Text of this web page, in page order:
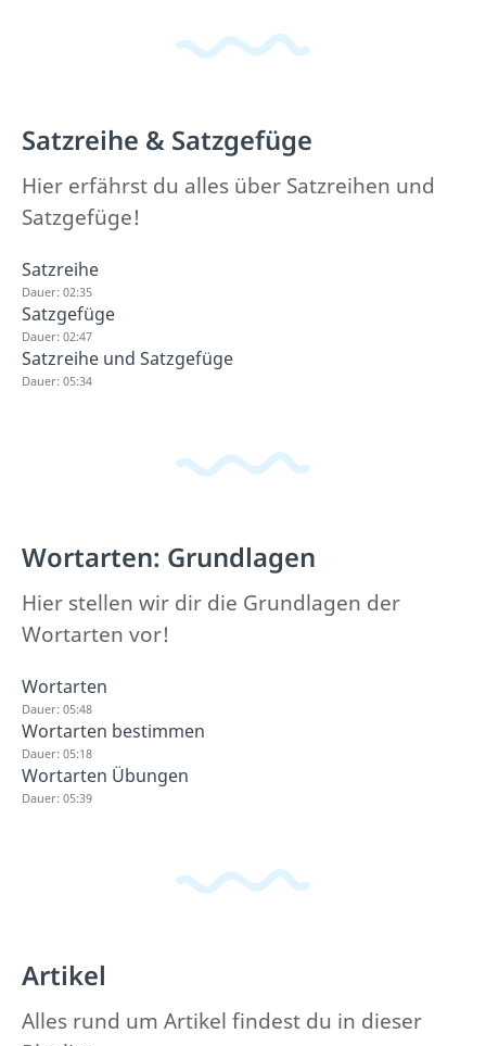
Satzreihe & Satzgefüge
Hier erfährst du alles über Satzreihen und
Satzgefüge!
Satzreihe
Dauer: 02:35
Satzgefüge
Dauer: 02:47
Satzreihe und Satzgefüge
Dauer: 05:34
Wortarten: Grundlagen
Hier stellen wir dir die Grundlagen der
Wortarten vor!
Wortarten
Dauer: 05:48
Wortarten bestimmen
Dauer: 05:18
Wortarten Übungen
Dauer: 05:39
Artikel
Alles rund um Artikel findest du in dieser